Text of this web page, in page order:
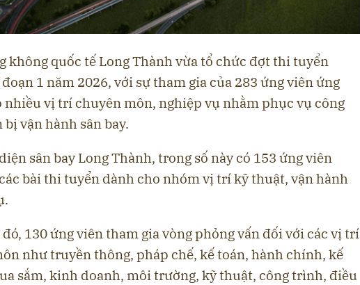
không quốc tế Long Thành vừa tổ chức đợt thi tuyển
1 năm 2026, với sự tham gia của 283 ứng viên ứng
nhiều vị trí chuyên môn, nghiệp vụ nhằm phục vụ công
vận hành sân bay.
sân bay Long Thành, trong số này có 153 ứng viên
bài thi tuyển dành cho nhóm vị trí kỹ thuật, vận hành
đó, 130 ứng viên tham gia vòng phỏng vấn đối với các vị trí
như truyền thông, pháp chế, kế toán, hành chính, kế
sắm, kinh doanh, môi trường, kỹ thuật, công trình, điều